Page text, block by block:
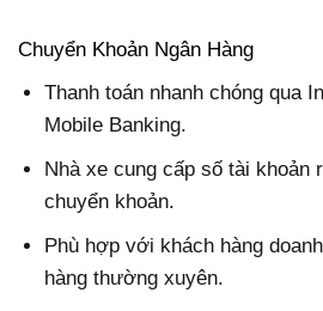
Chuyển Khoản Ngân Hàng
Thanh toán nhanh chóng qua
Mobile Banking.
Nhà xe cung cấp số tài khoản
chuyển khoản.
Phù hợp với khách hàng
hàng thường xuyên.